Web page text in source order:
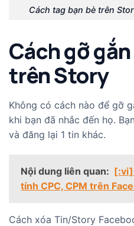
Cách tag bạn bè trên
Cách gỡ
trên Story
Không có cách nào để gỡ
khi bạn đã nhắc đến họ.
và đăng lại 1 tin khác.
Nội dung liên quan:
tính CPC, CPM trên
Cách xóa Tin/Story